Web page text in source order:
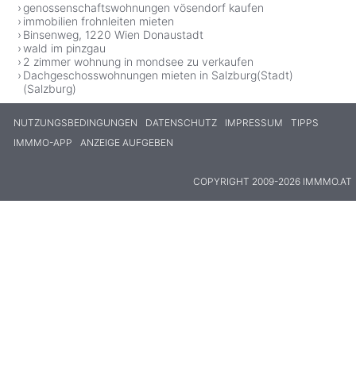
genossenschaftswohnungen vösendorf kaufen
immobilien frohnleiten mieten
Binsenweg, 1220 Wien Donaustadt
wald im pinzgau
2 zimmer wohnung in mondsee zu verkaufen
Dachgeschosswohnungen mieten in Salzburg(Stadt)
(Salzburg)
NUTZUNGSBEDINGUNGEN DATENSCHUTZ IMPRESSUM
TIPPS
IMMMO-APP
ANZEIGE AUFGEBEN
COPYRIGHT 2009-2026 IMMMO.AT